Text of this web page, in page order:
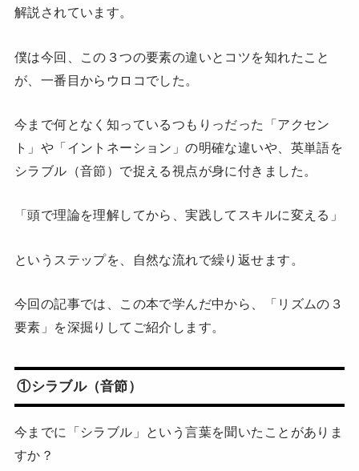
解説されています。
僕は今回、この３つの要素の違いとコツを知れたこと
が、一番目からウロコでした。
今まで何となく知っているつもりっだった「アクセン
ト」や「イントネーション」の明確な違いや、英単語を
シラブル（音節）で捉える視点が身に付きました。
「頭で理論を理解してから、実践してスキルに変える」
というステップを、自然な流れで繰り返せます。
今回の記事では、この本で学んだ中から、「リズムの３
要素」を深掘りしてご紹介します。
①シラブル（音節）
今までに「シラブル」という言葉を聞いたことがありま
すか？